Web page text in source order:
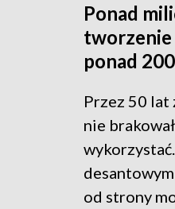
Ponad
tworzenie
ponad
Przez 50 lat
nie
wykorzystać.
od strony